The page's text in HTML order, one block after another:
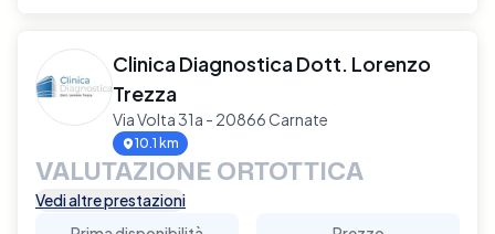
Clinica Diagnostica Dott. Lorenzo
Trezza
Via Volta 31a - 20866 Carnate
10.1 km
VALUTAZIONE ORTOTTICA
Vedi altre prestazioni